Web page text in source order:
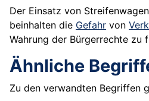
Der Einsatz von
beinhalten die Gefahr von
Wahrung der Bürgerrechte zu
Ähnliche
Zu den verwandten Begriffen